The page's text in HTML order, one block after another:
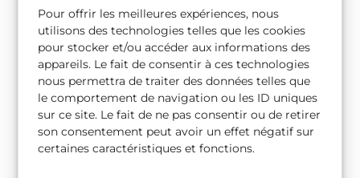
Pour offrir les meilleures expériences, nous
utilisons des technologies telles que les cookies
pour stocker et/ou accéder aux informations des
appareils. Le fait de consentir à ces technologies
nous permettra de traiter des données telles que
le comportement de navigation ou les ID uniques
sur ce site. Le fait de ne pas consentir ou de retirer
son consentement peut avoir un effet négatif sur
certaines caractéristiques et fonctions.
Accident de criticité
Accident de réactivité
Accident grave
Accident radiologique
Actinides